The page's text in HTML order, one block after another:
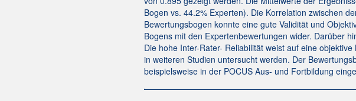
Bogen vs. 44.2% Experten). Die Korrelation zwischen
Bewertungsbogen konnte eine gute Validität und
Bogens mit den Expertenbewertungen wider. Darüber
Die hohe Inter-Rater- Reliabilität weist auf eine
in weiteren Studien untersucht werden. Der
beispielsweise in der POCUS Aus- und Fortbildung